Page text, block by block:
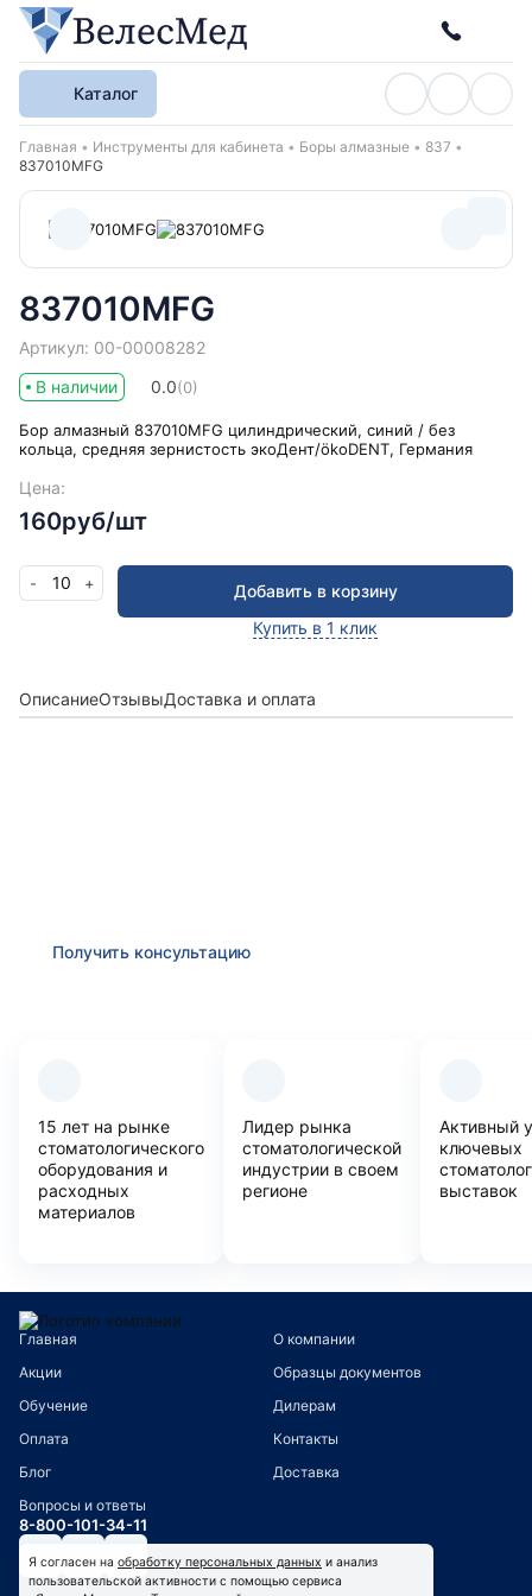
Каталог
Хлебные крошки
Главная Инструменты для кабинета Боры алмазные
837
837010MFG
837010MFG
Артикул: 00-00008282
В наличии
0.0(0)
Бор алмазный 837010MFG цилиндрический, синий / без
кольца, средняя зернистость экоДент/ökoDENT, Германия
Цена:
160руб/шт
- 10 +
Добавить в корзину
Купить в 1 клик
ОписаниеОтзывыДоставка и оплата
Получить консультацию
15 лет на рынке
стоматологического
оборудования и
расходных
материалов
Лидер рынка
стоматологической
индустрии в своем
регионе
Активный
ключевых
выставок
Главная
О компании
Акции
Образцы документов
Обучение
Дилерам
Оплата
Контакты
Блог
Доставка
Вопросы и ответы
8-800-101-34-11
Я согласен на обработку персональных данных и анализ
пользовательской активности с помощью сервиса